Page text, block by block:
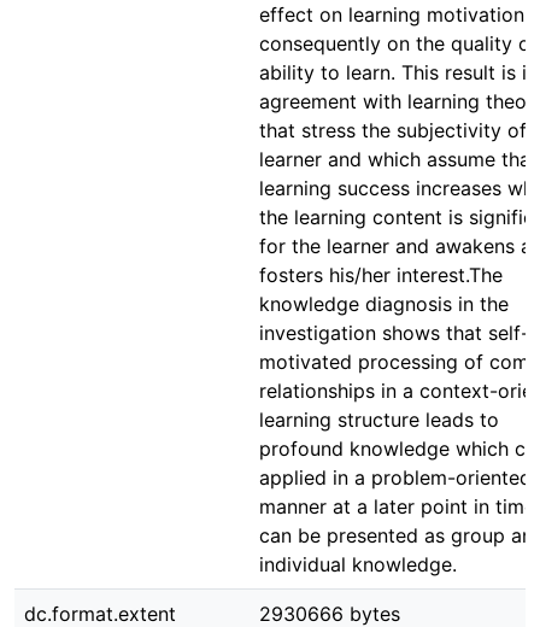
effect on learning motivation
consequently on the quality
ability to learn. This result is in
agreement with learning
that stress the subjectivity of
learner and which assume that
learning success increases
the learning content is
for the learner and awakens
fosters his/her interest.The
knowledge diagnosis in the
investigation shows that self-
motivated processing of
relationships in a context-
learning structure leads to
profound knowledge which
applied in a problem-oriented
manner at a later point in time
can be presented as group
individual knowledge.
dc.format.extent 2930666 bytes